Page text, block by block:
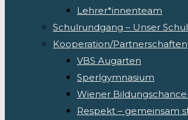
Lehrer*innenteam
Schulrundgang – Unser
Kooperation/Partnerschaften
VBS Augarten
Sperlgymnasium
Wiener
Respekt – gemeinsam